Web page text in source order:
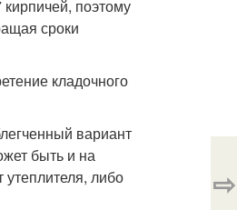
поэтому
сроки
кладочного
вариант
быть и на
утеплителя, либо
⇨